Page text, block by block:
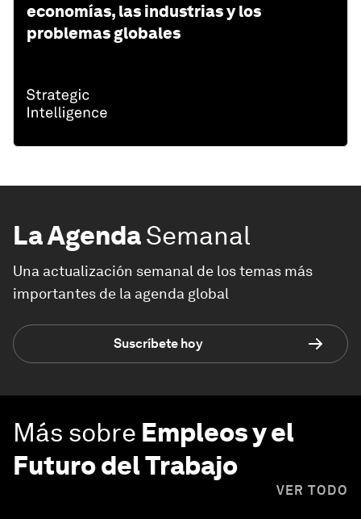
economías, las industrias y los
problemas globales
La AgendaSemanal
Una actualización semanal de los temas más
importantes de la agenda global
Suscríbete hoy
Más sobre Empleos y el
Futuro del Trabajo
VER TODO